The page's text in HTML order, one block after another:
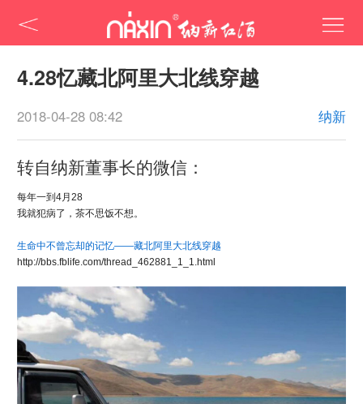
4.28忆藏北阿里大北线穿越
纳新
2018-04-28 08:42
转自纳新董事长的微信：
每年一到4月28
我就犯病了，茶不思饭不想。
生命中不曾忘却的记忆——藏北阿里大北线穿越
http://bbs.fblife.com/thread_462881_1_1.html